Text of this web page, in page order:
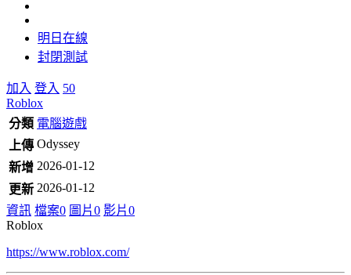
明日在線
封閉測試
加入 登入 50
Roblox
分類 電腦遊戲
上傳 Odyssey
新增 2026-01-12
更新 2026-01-12
資訊 檔案0 圖片0 影片0
Roblox
https://www.roblox.com/